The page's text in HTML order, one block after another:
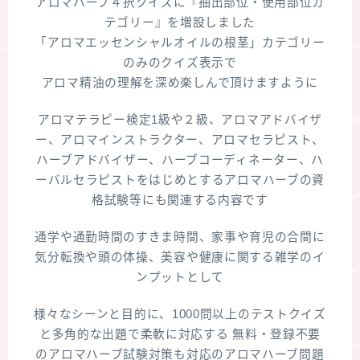
テゴリー』を増設しました
「アロマエッセンシャルオイルの根茎」カテゴリー
のみのクイズ表示で
アロマ精油の理解を深め楽しんで頂けますように
アロマテラピー検定1級や２級、アロマアドバイザ
ー、アロマインストラクター、アロマセラピスト、
ハーブアドバイザー、ハーブコーディネーター、ハ
ーバルセラピストをはじめとするアロマハーブの資
格試験等にも関連する内容です
通学や通勤時間のすきま時間、家事や育児の合間に
気分転換や頭の体操、美容や健康に関する雑学のイ
ンプットとして
様々なシーンと目的に、1000問以上のテストクイズ
と多角的な出題で柔軟に対応する 無料・登録不要
のアロマハーブ試験対策も対応のアロマハーブ問題